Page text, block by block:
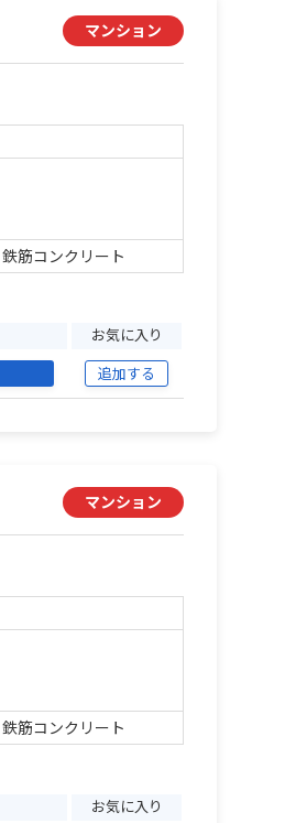
マンション
鉄筋コンクリート
お気に入り
追加する
マンション
鉄筋コンクリート
お気に入り